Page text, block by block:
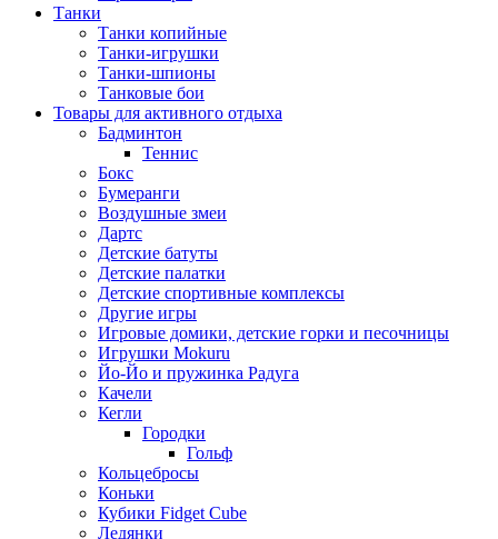
Танки
Танки копийные
Танки-игрушки
Танки-шпионы
Танковые бои
Товары для активного отдыха
Бадминтон
Теннис
Бокс
Бумеранги
Воздушные змеи
Дартс
Детские батуты
Детские палатки
Детские спортивные комплексы
Другие игры
Игровые домики, детские горки и песочницы
Игрушки Mokuru
Йо-Йо и пружинка Радуга
Качели
Кегли
Городки
Гольф
Кольцебросы
Коньки
Кубики Fidget Cube
Ледянки